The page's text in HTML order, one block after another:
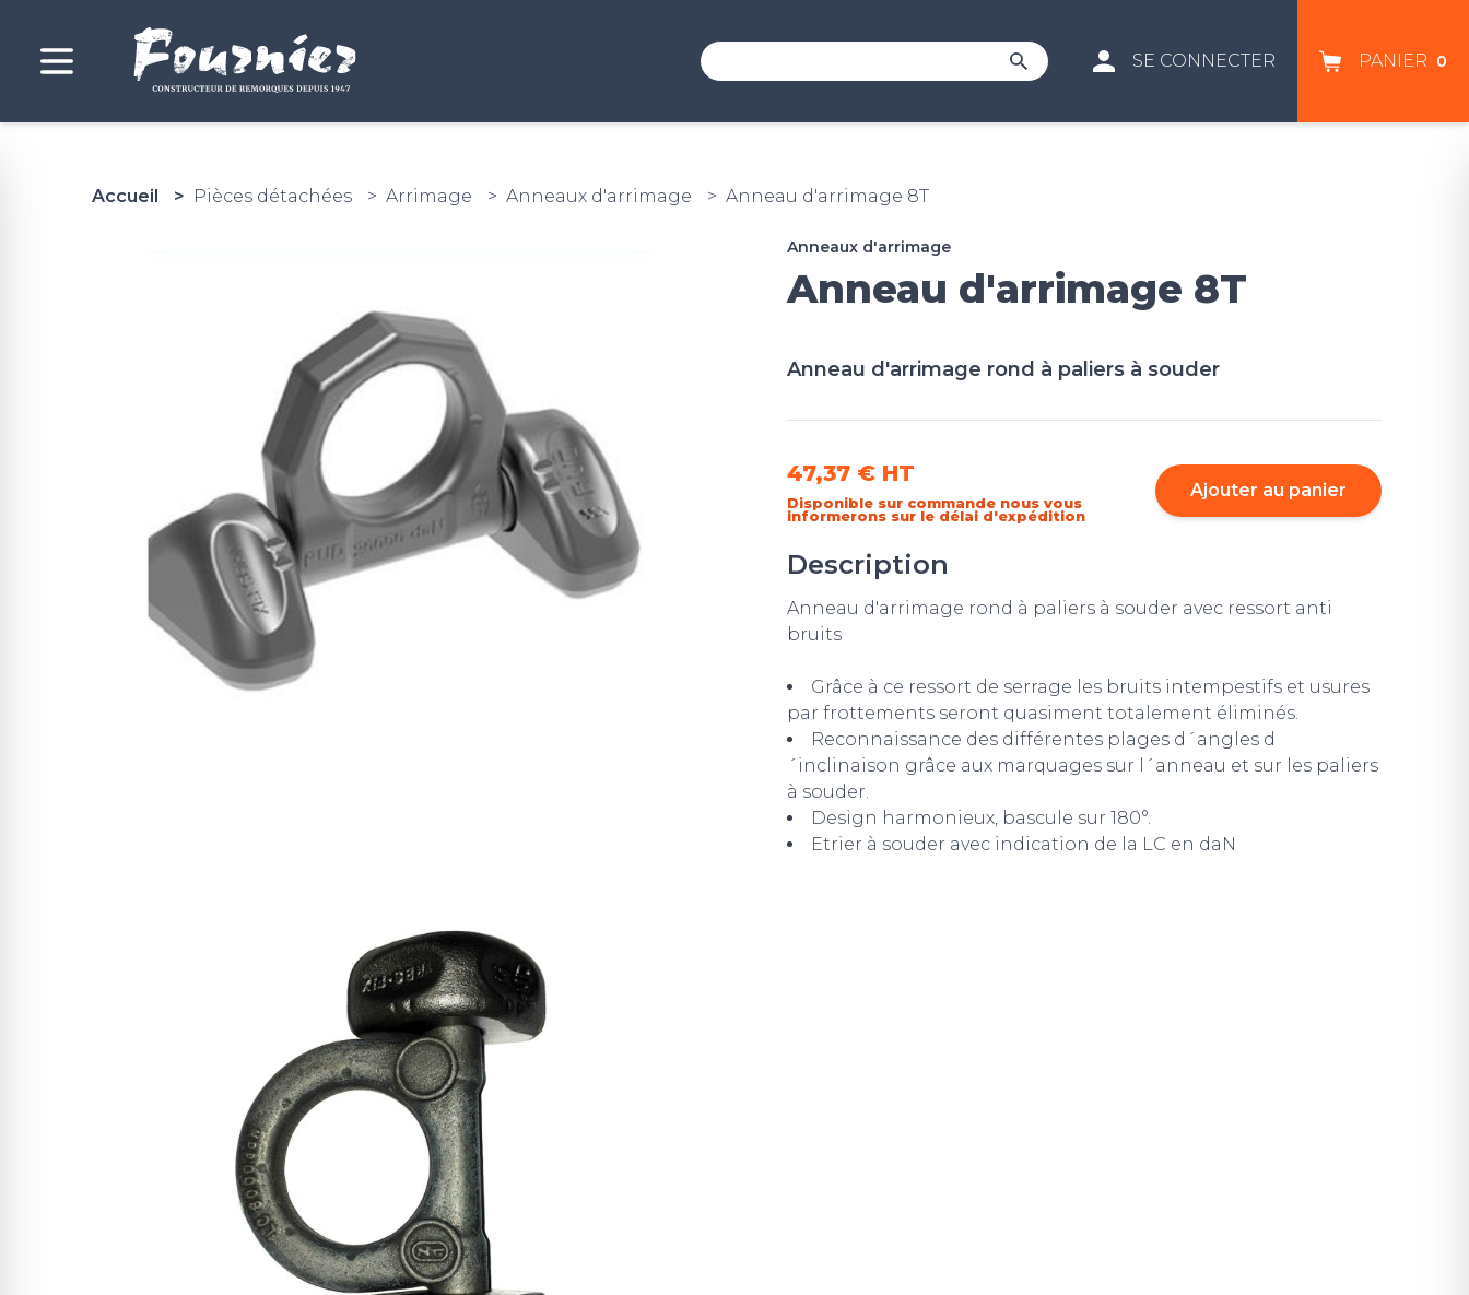
SE CONNECTER PANIER 0
Accueil Pièces détachées Arrimage Anneaux d'arrimage Anneau d'arrimage 8T
Anneaux d'arrimage
Anneau d'arrimage 8T
Anneau d'arrimage rond à paliers à souder
47,37 € HT
Disponible sur commande nous vous
informerons sur le délai d'expédition
Ajouter au panier
Description
Anneau d'arrimage rond à paliers à souder avec ressort anti
bruits
Grâce à ce ressort de serrage les bruits intempestifs et usures
par frottements seront quasiment totalement éliminés.
Reconnaissance des différentes plages d´angles d
´inclinaison grâce aux marquages sur l´anneau et sur les paliers
à souder.
Design harmonieux, bascule sur 180°.
Etrier à souder avec indication de la LC en daN